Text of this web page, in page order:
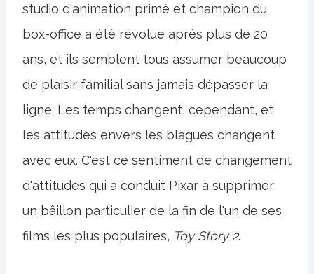
studio d'animation primé et champion du
box-office a été révolue après plus de 20
ans, et ils semblent tous assumer beaucoup
de plaisir familial sans jamais dépasser la
ligne. Les temps changent, cependant, et
les attitudes envers les blagues changent
avec eux. C'est ce sentiment de changement
d'attitudes qui a conduit Pixar à supprimer
un bâillon particulier de la fin de l'un de ses
films les plus populaires, Toy Story 2.